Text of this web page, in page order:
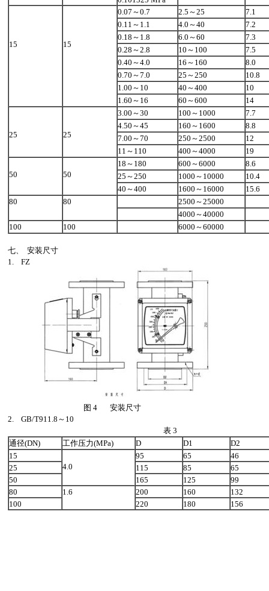
15 15
0.07～0.7 2.5～25
7.1
0.11～1.1
4.0～40
7.2
0.18～1.8
6.0～60
7.3
0.28～2.8
10～100
7.5
0.40～4.0
16～160
8.0
0.70～7.0
25～250
10.8
1.00～10
40～400
10
1.60～16
60～600 14
25 25
3.00～30 100～1000
7.7
4.50～45
160～1600
8.8
7.00～70
250～2500
12
11～110
400～4000 19
50 50
18～180 600～6000
8.6
25～250
1000～10000
10.4
40～400
1600～16000
15.6
80
80
2500～25000
4000～40000
100
100 6000～60000
七、 安装尺寸
1. FZ
图 4 安装尺寸
2. GB/T911.8～10
表 3
通径(DN)
工作压力(MPa) D D1
D2
15
4.0
95 65
46
25
115 85
65
50
165 125
99
80
1.6 200 160
132
100
220 180 156